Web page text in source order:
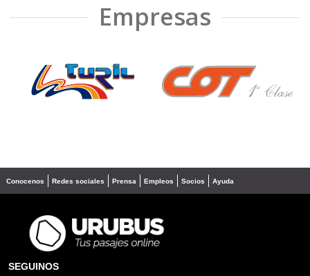
Empresas
❮ ❯
Conocenos Redes sociales Prensa Empleos Socios Ayuda
SEGUINOS